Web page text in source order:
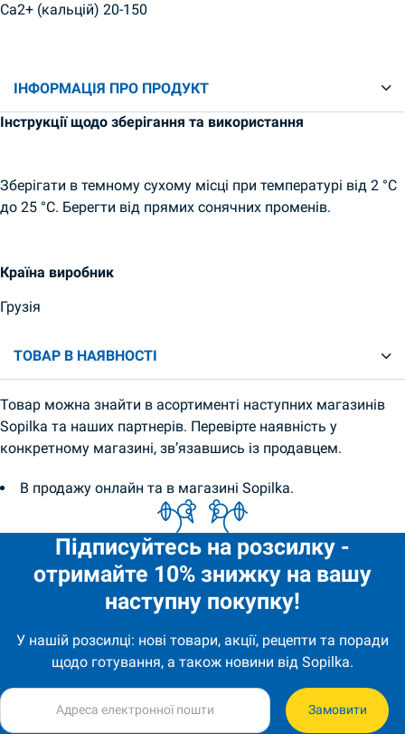
Ca2+ (кальцій) 20-150
ІНФОРМАЦІЯ ПРО ПРОДУКТ
Інструкції щодо зберігання та використання
Зберігати в темному сухому місці при температурі від 2 °С
до 25 °С. Берегти від прямих сонячних променів.
Країна виробник
Грузія
ТОВАР В НАЯВНОСТІ
Товар можна знайти в асортименті наступних магазинів
Sopilka та наших партнерів. Перевірте наявність у
конкретному магазині, зв’язавшись із продавцем.
В продажу онлайн та в магазині Sopilka.
Підписуйтесь на розсилку -
отримайте 10% знижку на вашу
наступну покупку!
У нашій розсилці: нові товари, акції, рецепти та поради
щодо готування, а також новини від Sopilka.
Замовити